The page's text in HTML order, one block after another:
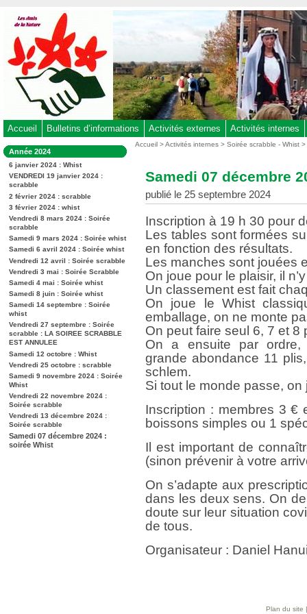
au
contenu
-
Aller
au
menu
-
à
la
recherche
Accueil Bulletins d’informations Activités externes Activités internes
Dans
la
rubrique
:
Année 2024
6 janvier 2024 : Whist
VENDREDI 19 janvier 2024 :
scrabble
2 février 2024 : scrabble
3 février 2024 : whist
Vendredi 8 mars 2024 : Soirée
scrabble
Samedi 9 mars 2024 : Soirée whist
Samedi 6 avril 2024 : Soirée whist
Vendredi 12 avril : Soirée scrabble
Vendredi 3 mai : Soirée Scrabble
Samedi 4 mai : Soirée whist
Samedi 8 juin : Soirée whist
Samedi 14 septembre : Soirée
whist
Vendredi 27 septembre : Soirée
scrabble : LA SOIREE SCRABBLE
EST ANNULEE
Samedi 12 octobre : Whist
Vendredi 25 octobre : scrabble
Samedi 9 novembre 2024 : Soirée
Whist
Vendredi 22 novembre 2024 :
Soirée scrabble
Vendredi 13 décembre 2024 :
Soirée scrabble
Samedi 07 décembre 2024 :
soirée Whist
Vous
Accueil >Activités internes >Soirée scrabble - Whist >
Samedi 07 décembre
publié le 25 septembre 2024
Inscription à 19 h 30 pour
Les tables sont formées
en fonction des résultats.
Les manches sont jouées
On joue pour le plaisir, il
Un classement est fait
On joue le Whist
emballage, on ne monte
On peut faire seul 6, 7 et 8
On a ensuite par ordre,
grande abondance 11
schlem.
Si tout le monde passe,
Inscription : membres 3 €
boissons simples ou 1
Il est important de
(sinon prévenir à votre
On s’adapte aux
dans les deux sens. On
doute sur leur situation
de tous.
Organisateur : Daniel
Plan du site